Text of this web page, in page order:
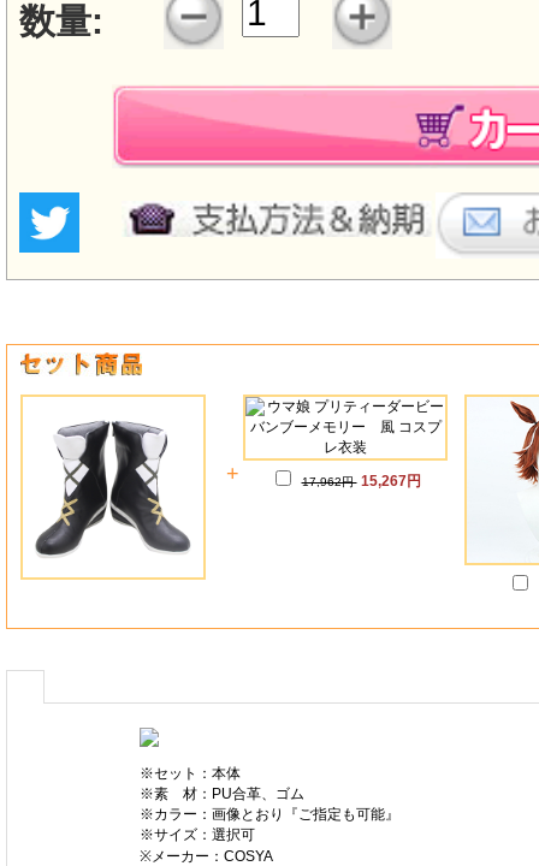
数量:
+ 17,962円 15,267円
※セット：本体
※素 材：PU合革、ゴム
※カラー：画像とおり『ご指定も可能』
※サイズ：選択可
※メーカー：COSYA